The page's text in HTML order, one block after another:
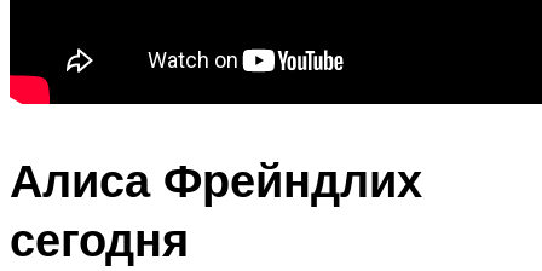
Алиса Фрейндлих
сегодня